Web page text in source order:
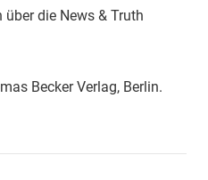
die News & Truth
Becker Verlag, Berlin.